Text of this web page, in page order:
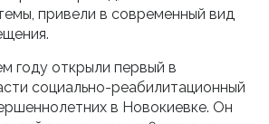
привели в современный вид
году открыли первый в
социально-реабилитационный
в Новокиевке. Он